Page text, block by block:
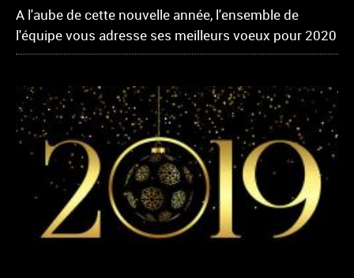
A l'aube de cette nouvelle année, l'ensemble de
l'équipe vous adresse ses meilleurs voeux pour 2020